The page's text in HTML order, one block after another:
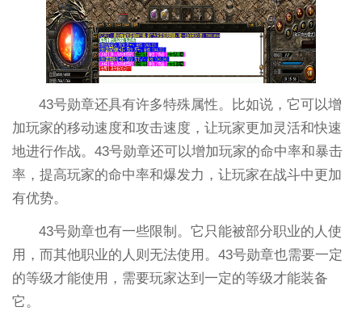
43号勋章还具有许多特殊属性。比如说，它可以增
加玩家的移动速度和攻击速度，让玩家更加灵活和快速
地进行作战。43号勋章还可以增加玩家的命中率和暴击
率，提高玩家的命中率和爆发力，让玩家在战斗中更加
有优势。
43号勋章也有一些限制。它只能被部分职业的人使
用，而其他职业的人则无法使用。43号勋章也需要一定
的等级才能使用，需要玩家达到一定的等级才能装备
它。